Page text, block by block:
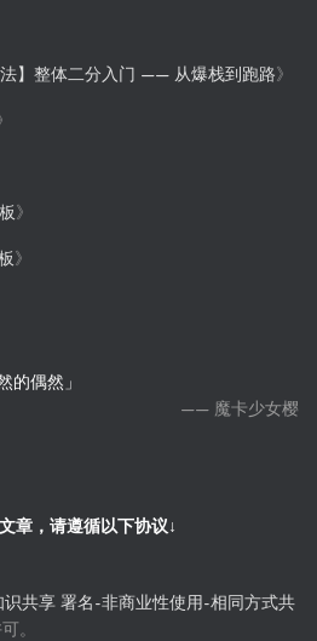
法】整体二分入门 —— 从爆栈到跑路》
》
》
的偶然」
—— 魔卡少女樱
章，请遵循以下协议↓
识共享 署名-非商业性使用-相同方式共
。